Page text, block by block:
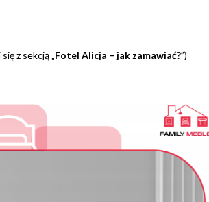
z sekcją „Fotel Alicja – jak zamawiać?”)